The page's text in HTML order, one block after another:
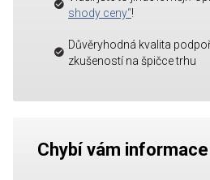
shody ceny“!
Důvěryhodná kvalita
zkušeností na špičce trhu
Chybí vám